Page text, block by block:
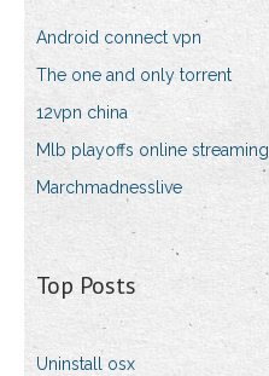
Android connect vpn
The one and only torrent
12vpn china
Mlb playoffs online streaming
Marchmadnesslive
Top Posts
Uninstall osx